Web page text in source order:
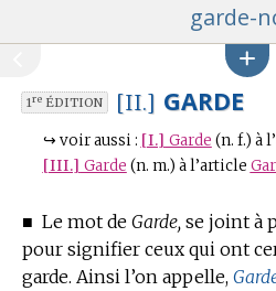
garde-
1reÉDITION [II.] GARDE
↪ voir aussi : [I.] Garde (n. f.) à
[III.] Garde (n. m.) à l’article
■ Le mot de Garde, se joint à
pour signifier ceux qui ont
garde. Ainsi l’on appelle,